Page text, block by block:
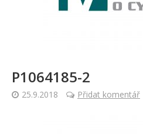
P1064185-2
25.9.2018 Přidat komentář